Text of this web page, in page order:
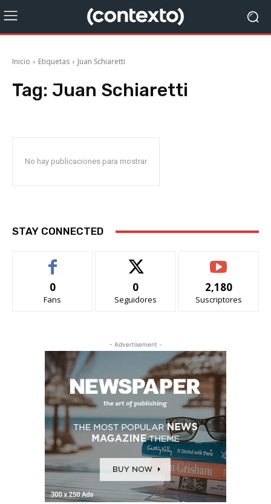
Inicio Etiquetas Juan Schiaretti
Tag: Juan Schiaretti
No hay publicaciones para mostrar
STAY CONNECTED
0
Fans
0
Seguidores
2,180
Suscriptores
- Advertisement -